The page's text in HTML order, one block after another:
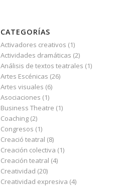
CATEGORÍAS
Activadores creativos (1)
Actividades dramáticas (2)
Análisis de textos teatrales (1)
Artes Escénicas (26)
Artes visuales (6)
Asociaciones (1)
Business Theatre (1)
Coaching (2)
Congresos (1)
Creació teatral (8)
Creación colectiva (1)
Creación teatral (4)
Creatividad (20)
Creatividad expresiva (4)